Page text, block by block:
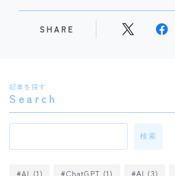
SHARE
記事を探す
Search
検索
AI (1) ChatGPT (1) ΑI (3)